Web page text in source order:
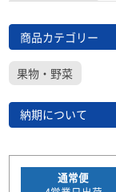
商品カテゴリー
果物・野菜
納期について
通常便